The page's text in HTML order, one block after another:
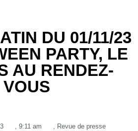
DU 01/11/23
PARTY, LE
AU RENDEZ-
VOUS
, 9:11 am , Revue de presse